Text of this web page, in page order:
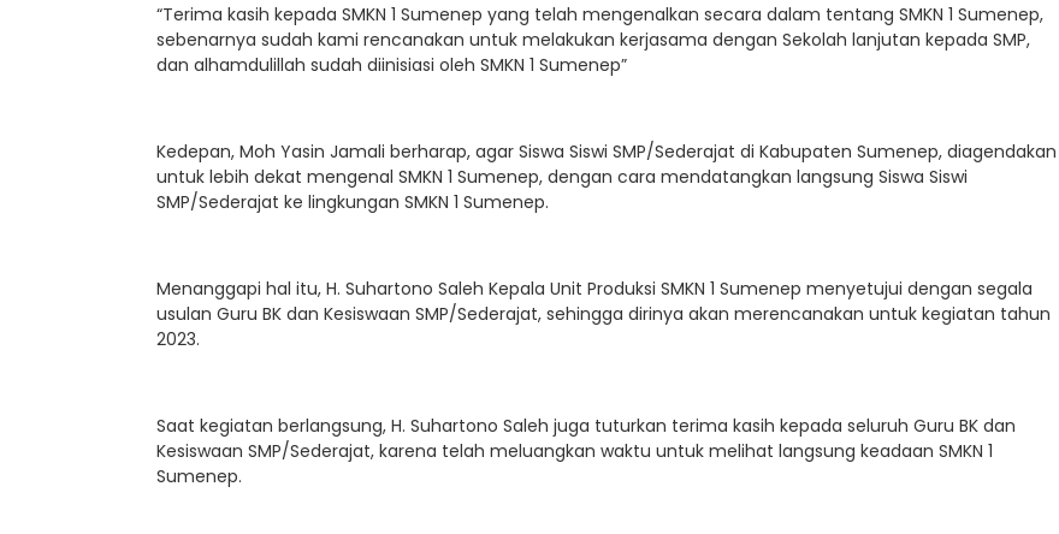
“Terima kasih kepada SMKN 1 Sumenep yang telah mengenalkan secara dalam tentang SMKN 1 Sumenep,
sebenarnya sudah kami rencanakan untuk melakukan kerjasama dengan Sekolah lanjutan kepada SMP,
dan alhamdulillah sudah diinisiasi oleh SMKN 1 Sumenep”
Kedepan, Moh Yasin Jamali berharap, agar Siswa Siswi SMP/Sederajat di Kabupaten Sumenep, diagendakan
untuk lebih dekat mengenal SMKN 1 Sumenep, dengan cara mendatangkan langsung Siswa Siswi
SMP/Sederajat ke lingkungan SMKN 1 Sumenep.
Menanggapi hal itu, H. Suhartono Saleh Kepala Unit Produksi SMKN 1 Sumenep menyetujui dengan segala
usulan Guru BK dan Kesiswaan SMP/Sederajat, sehingga dirinya akan merencanakan untuk kegiatan tahun
2023.
Saat kegiatan berlangsung, H. Suhartono Saleh juga tuturkan terima kasih kepada seluruh Guru BK dan
Kesiswaan SMP/Sederajat, karena telah meluangkan waktu untuk melihat langsung keadaan SMKN 1
Sumenep.